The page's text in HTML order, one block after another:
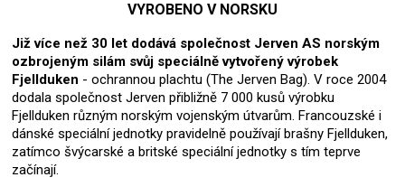
VYROBENO V NORSKU
Již více než 30 let dodává společnost Jerven AS norským
ozbrojeným silám svůj speciálně vytvořený výrobek
Fjellduken - ochrannou plachtu (The Jerven Bag). V roce 2004
dodala společnost Jerven přibližně 7 000 kusů výrobku
Fjellduken různým norským vojenským útvarům. Francouzské i
dánské speciální jednotky pravidelně používají brašny Fjellduken,
zatímco švýcarské a britské speciální jednotky s tím teprve
začínají.